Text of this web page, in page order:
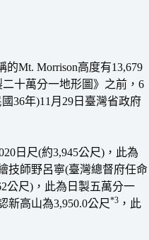
Mt. Morrison高度有13,679
十萬分一地形圖》之前，6
36年)11月29日臺灣省政府
日尺(約3,945公尺)，此為
技師野呂寧(臺灣總督府任命
公尺)，此為日製五萬分一
新高山為3,950.0公尺*3 ，此